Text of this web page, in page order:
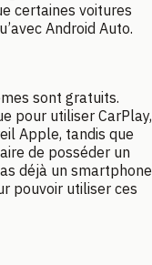
certaines voitures
Android Auto.
sont gratuits.
pour utiliser CarPlay,
Apple, tandis que
de posséder un
déjà un smartphone
pouvoir utiliser ces